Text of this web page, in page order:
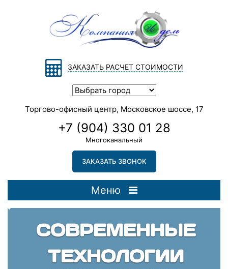
ЗАКАЗАТЬ РАСЧЕТ СТОИМОСТИ
Торгово-офисный центр, Московское шоссе, 17
+7 (904) 330 01 28
Многоканальный
ЗАКАЗАТЬ ЗВОНОК
Меню
СОВРЕМЕННЫЕ
ТЕХНОЛОГИИ